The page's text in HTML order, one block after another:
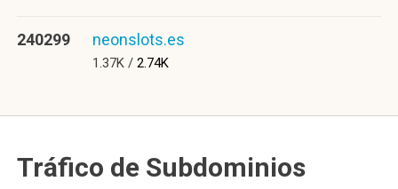
240299 neonslots.es
1.37K / 2.74K
Tráfico de Subdominios